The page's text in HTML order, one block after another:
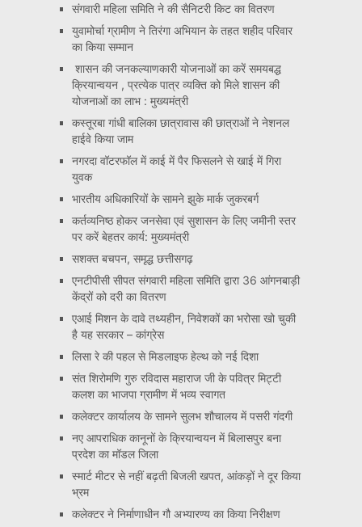
संगवारी महिला समिति ने की सैनिटरी किट का वितरण
युवामोर्चा ग्रामीण ने तिरंगा अभियान के तहत शहीद परिवार
का किया सम्मान
शासन की जनकल्याणकारी योजनाओं का करें समयबद्ध
क्रियान्वयन , प्रत्येक पात्र व्यक्ति को मिले शासन की
योजनाओं का लाभ : मुख्यमंत्री
कस्तूरबा गांधी बालिका छात्रावास की छात्राओं ने नेशनल
हाईवे किया जाम
नगरदा वॉटरफॉल में काई में पैर फिसलने से खाई में गिरा
युवक
भारतीय अधिकारियों के सामने झुके मार्क जुकरबर्ग
कर्तव्यनिष्ठ होकर जनसेवा एवं सुशासन के लिए जमीनी स्तर
पर करें बेहतर कार्य: मुख्यमंत्री
सशक्त बचपन, समृद्ध छत्तीसगढ़
एनटीपीसी सीपत संगवारी महिला समिति द्वारा 36 आंगनबाड़ी
केंद्रों को दरी का वितरण
एआई मिशन के दावे तथ्यहीन, निवेशकों का भरोसा खो चुकी
है यह सरकार – कांग्रेस
लिसा रे की पहल से मिडलाइफ हेल्थ को नई दिशा
संत शिरोमणि गुरु रविदास महाराज जी के पवित्र मिट्टी
कलश का भाजपा ग्रामीण में भव्य स्वागत
कलेक्टर कार्यालय के सामने सुलभ शौचालय में पसरी गंदगी
नए आपराधिक कानूनों के क्रियान्वयन में बिलासपुर बना
प्रदेश का मॉडल जिला
स्मार्ट मीटर से नहीं बढ़ती बिजली खपत, आंकड़ों ने दूर किया
भ्रम
कलेक्टर ने निर्माणाधीन गौ अभ्यारण्य का किया निरीक्षण